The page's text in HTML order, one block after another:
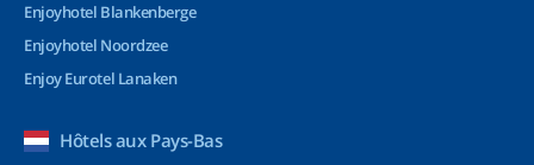
Enjoyhotel Blankenberge
Enjoyhotel Noordzee
Enjoy Eurotel Lanaken
Hôtels aux Pays-Bas